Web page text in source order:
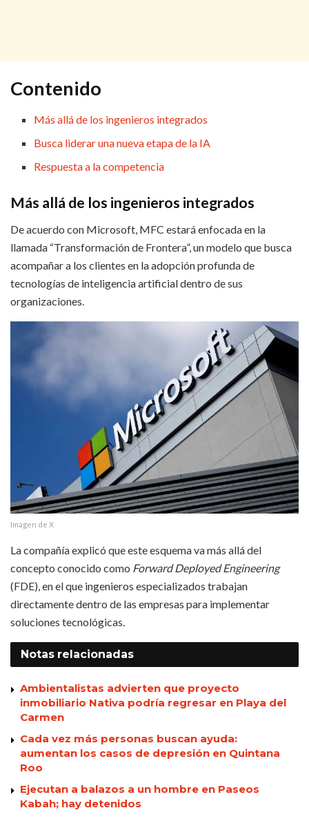
Contenido
Más allá de los ingenieros integrados
Busca liderar una nueva etapa de la IA
Respuesta a la competencia
Más allá de los ingenieros integrados
De acuerdo con Microsoft, MFC estará enfocada en la
llamada “Transformación de Frontera”, un modelo que busca
acompañar a los clientes en la adopción profunda de
tecnologías de inteligencia artificial dentro de sus
organizaciones.
Imagen de X
La compañía explicó que este esquema va más allá del
concepto conocido como Forward Deployed Engineering
(FDE), en el que ingenieros especializados trabajan
directamente dentro de las empresas para implementar
soluciones tecnológicas.
Notas relacionadas
Ambientalistas advierten que proyecto
inmobiliario Nativa podría regresar en Playa del
Carmen
Cada vez más personas buscan ayuda:
aumentan los casos de depresión en Quintana
Roo
Ejecutan a balazos a un hombre en Paseos
Kabah; hay detenidos